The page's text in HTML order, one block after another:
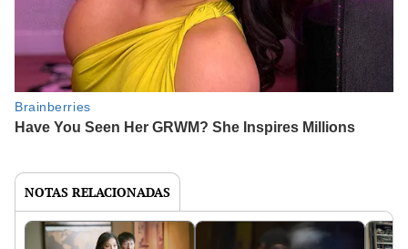
NOTAS RELACIONADAS